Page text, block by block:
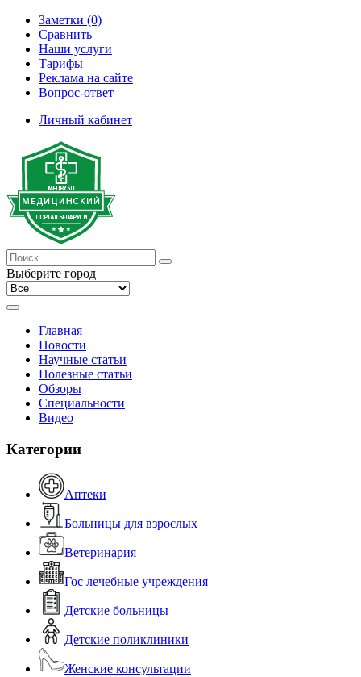
Заметки (0)
Сравнить
Наши услуги
Тарифы
Реклама на сайте
Вопрос-ответ
Личный кабинет
Выберите город
Главная
Новости
Научные статьи
Полезные статьи
Обзоры
Специальности
Видео
Категории
Аптеки
Больницы для взрослых
Ветеринария
Гос лечебные учреждения
Детские больницы
Детские поликлиники
Женские консультации